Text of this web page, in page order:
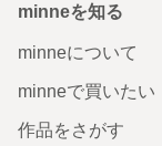
minneを知る
minneについて
minneで買いたい
作品をさがす